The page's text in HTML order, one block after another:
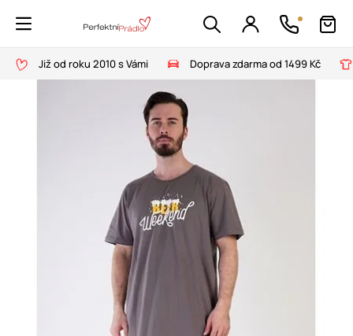
Již od roku 2010 s Vámi Doprava zdarma od 1499 Kč